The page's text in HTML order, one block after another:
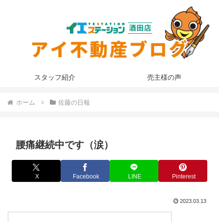
スタッフ紹介 売主様の声
ホーム 佐藤の日報
腰痛継続中です（涙）
X Facebook LINE Pinterest
2023.03.13